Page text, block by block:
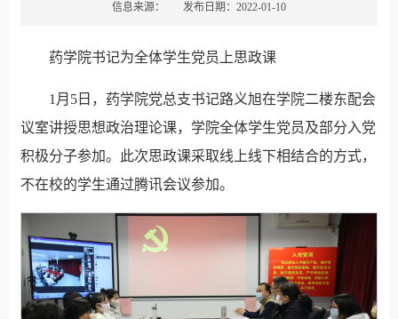
信息来源： 发布日期：2022-01-10
药学院书记为全体学生党员上思政课
1月5日，药学院党总支书记路义旭在学院二楼东配会
议室讲授思想政治理论课，学院全体学生党员及部分入党
积极分子参加。此次思政课采取线上线下相结合的方式，
不在校的学生通过腾讯会议参加。